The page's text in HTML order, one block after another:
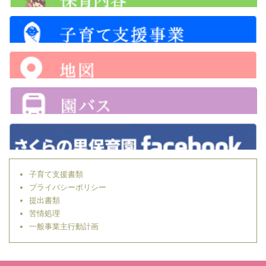
子育て支援書類
プライバシーポリシー
提出書類
苦情処理
一般事業主行動計画